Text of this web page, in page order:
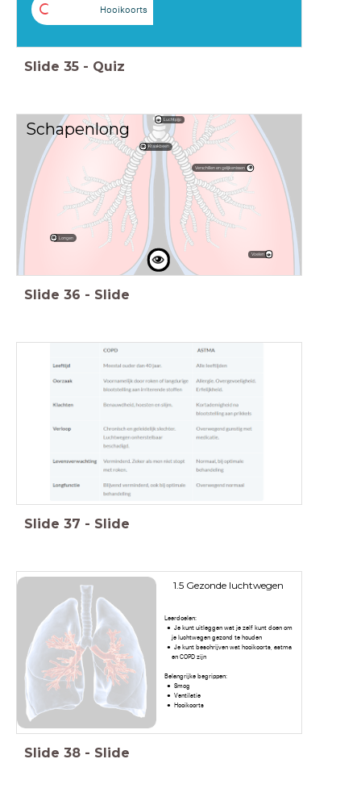
C Hooikoorts
Slide 35 - Quiz
Schapenlong Luchtpijp
Kraakbeen
Longen
Voelen
Verschillen en gelijkenissen
Slide 36 - Slide
Slide 37 - Slide
1.5 Gezonde luchtwegen
Leerdoelen:
Je kunt uitleggen wat je zelf kunt doen om
je luchtwegen gezond te houden
Je kunt beschrijven wat hooikoorts, astma
en COPD zijn
Belangrijke begrippen:
Smog
Ventilatie
Hooikoorts
Slide 38 - Slide